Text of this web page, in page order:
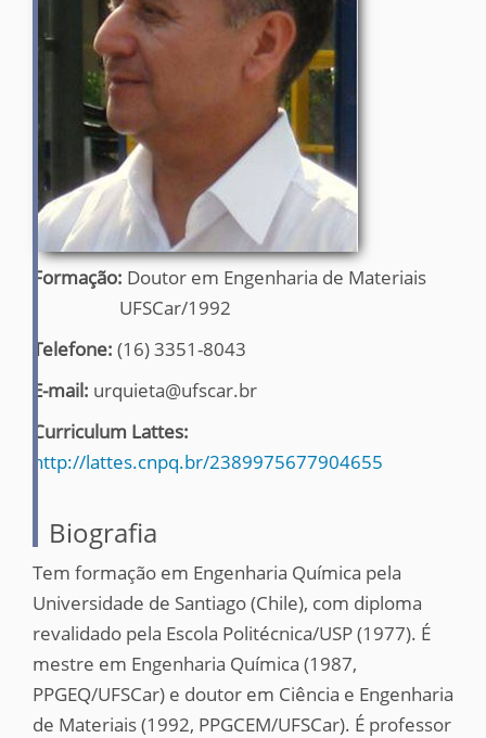
Formação: Doutor em Engenharia de Materiais
UFSCar/1992
Telefone: (16) 3351-8043
E-mail: urquieta@ufscar.br
Curriculum Lattes:
http://lattes.cnpq.br/2389975677904655
Biografia
Tem formação em Engenharia Química pela
Universidade de Santiago (Chile), com diploma
revalidado pela Escola Politécnica/USP (1977). É
mestre em Engenharia Química (1987,
PPGEQ/UFSCar) e doutor em Ciência e Engenharia
de Materiais (1992, PPGCEM/UFSCar). É professor